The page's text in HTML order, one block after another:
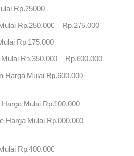
Rp.25000
Rp.250.000 – Rp.275.000
Rp.175.000
Mulai Rp.350.000 – Rp.600.000
Harga Mulai Rp.600.000 –
Harga Mulai Rp.100.000
Harga Mulai Rp.000.000 –
Rp.400.000